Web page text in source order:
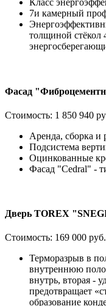
Класс
7и камерный
толщиной стёкол
Фасад
Стоимость: 1 850 940
Аренда, сборка и
Подсистема
Оцинкованные
Фасад "Cedral" -
Дверь TOREX
Стоимость: 169 000 руб.
Терморазрыв в
внутреннюю
внутрь, вторая -
предотвращает
образование